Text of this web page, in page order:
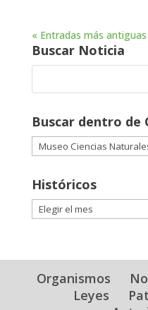
« Entradas más antiguas
Buscar Noticia
Buscar dentro de
Buscar
dentro
Categorías
Históricos
Históricos
Organismos
Leyes